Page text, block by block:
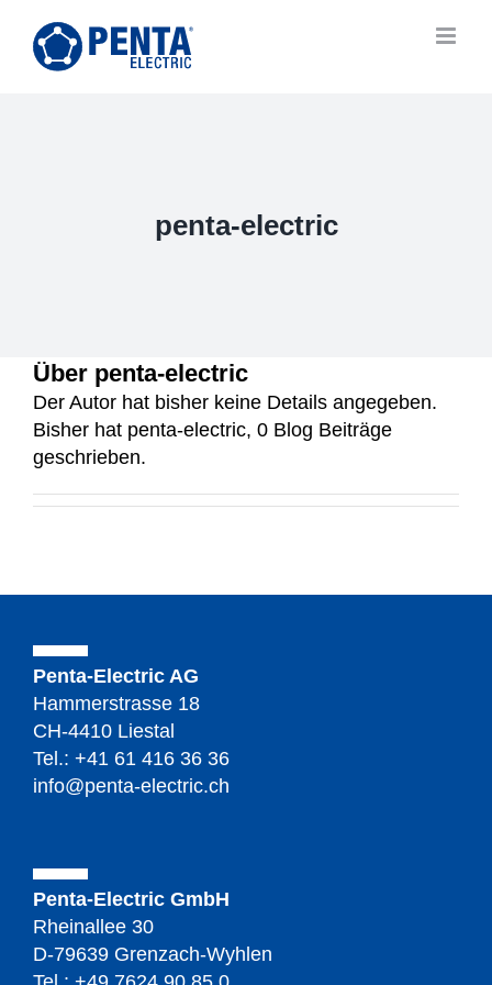
Inhalt
springen
penta-electric
Über penta-electric
Der Autor hat bisher keine Details angegeben.
Bisher hat penta-electric, 0 Blog Beiträge
geschrieben.
Penta-Electric AG
Hammerstrasse 18
CH-4410 Liestal
Tel.: +41 61 416 36 36
info@penta-electric.ch
Penta-Electric GmbH
Rheinallee 30
D-79639 Grenzach-Wyhlen